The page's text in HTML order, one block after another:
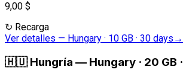
9,00 $
↻ Recarga
Ver detalles — Hungary · 10 GB · 30 days →
🇭🇺 Hungría — Hungary · 20 GB